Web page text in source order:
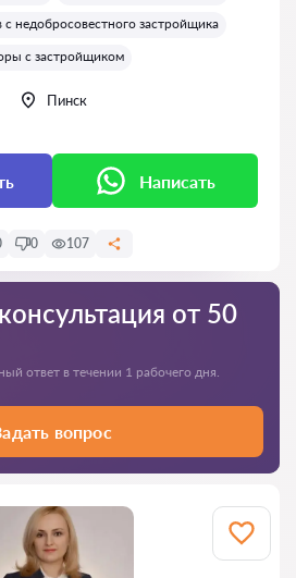
с недобросовестного застройщика
с застройщиком
Пинск
Написать
0 107
от 50
ответ в течении 1 рабочего дня.
вопрос